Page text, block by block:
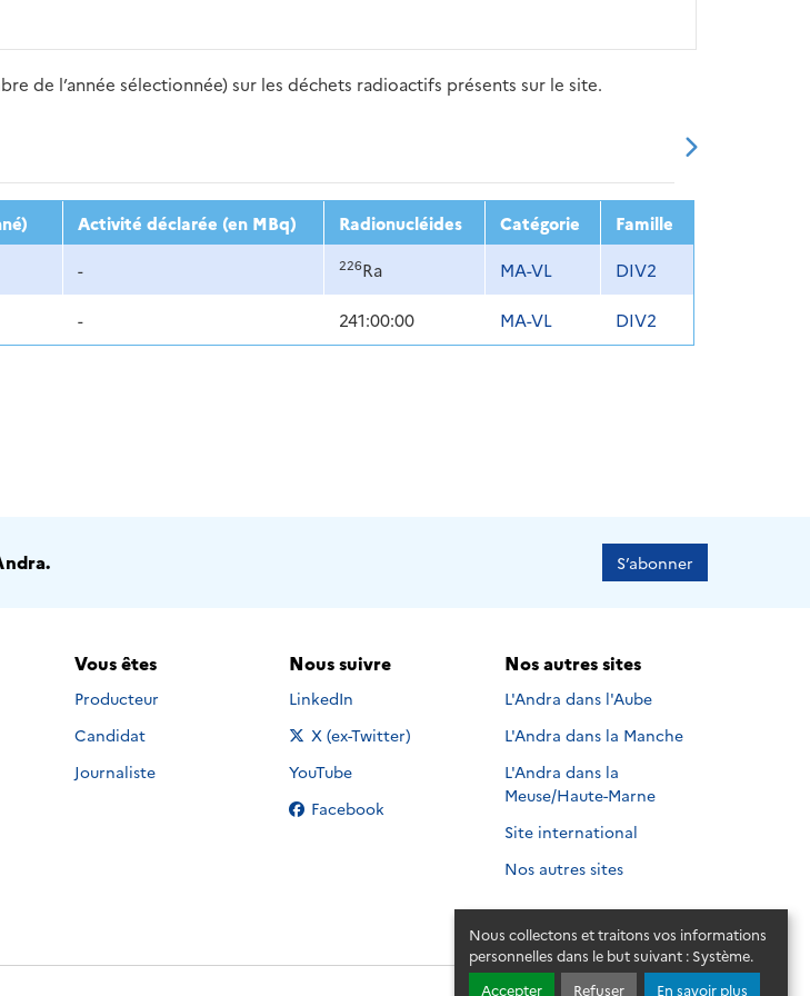
Nous collectons et traitons vos informations
personnelles dans le but suivant : Système.
Accepter
Refuser En savoir plus
de l’année sélectionnée) sur les déchets radioactifs présents sur le site.
2018 2019 2020 2021 2022 2023
Activité déclarée (en MBq) Radionucléides Catégorie
Famille
- 226Ra MA-VL DIV2
- 241:00:00 MA-VL DIV2
S’abonner
Vous êtes
Producteur
Candidat
Journaliste
Nous suivre
Nous suivre sur
LinkedIn
Nous suivre sur
X (ex-Twitter)
Nous suivre sur
YouTube
Nous suivre sur
Facebook
Nos autres sites
L'Andra dans l'Aube
L'Andra dans la Manche
L'Andra dans la
Meuse/Haute-Marne
Site international
Nos autres sites